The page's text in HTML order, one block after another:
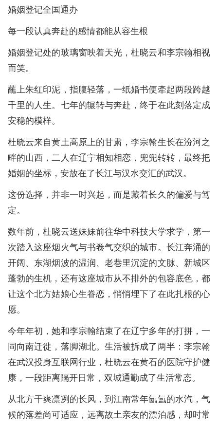
婚姻登记全国通办
每一段认真奔赴的感情都能从容生根
婚姻登记处的玻璃窗映着天光，杜晓云和李宗翰相视
而笑。
蘸上朱红印泥，指腹轻落，一纸婚书便牵起两段跨越
千里的人生。七年的辗转与奔赴，终于在此刻落定成
安稳的模样。
杜晓云来自黄土高原上的甘肃，李宗翰生长在汾河之
畔的山西，二人在辽宁相知相恋，兜兜转转，最终把
婚姻的坐标，安放在了长江与汉水交汇的武汉。
这份选择，并非一时兴起，而是藏着长久的偏爱与笃
定。
数年前，杜晓云送妹妹前往华中科技大学求学，第一
次踏入这座烟火气与书卷气交织的城市。长江奔涌的
开阔、东湖烟波的温润、老巷里沉淀的文脉、新城区
蓬勃的生机，还有这座城市从不排外的包容底色，都
让这个北方姑娘心生眷恋，悄悄埋下了在此扎根的心
愿。
今年年初，她和李宗翰结束了在辽宁多年的打拼，一
同向南迁徙，落脚湖北。生活被拆成了两半：李宗翰
在武汉投身互联网行业，杜晓云在黄石的医院守护健
康，一段距离隔开日常，双城通勤成了生活常态。
从北方干爽凛冽的长风，到江南常年氤氲的水汽，气
候的落差尚可适应，远离故土亲友的漂泊感，却时常